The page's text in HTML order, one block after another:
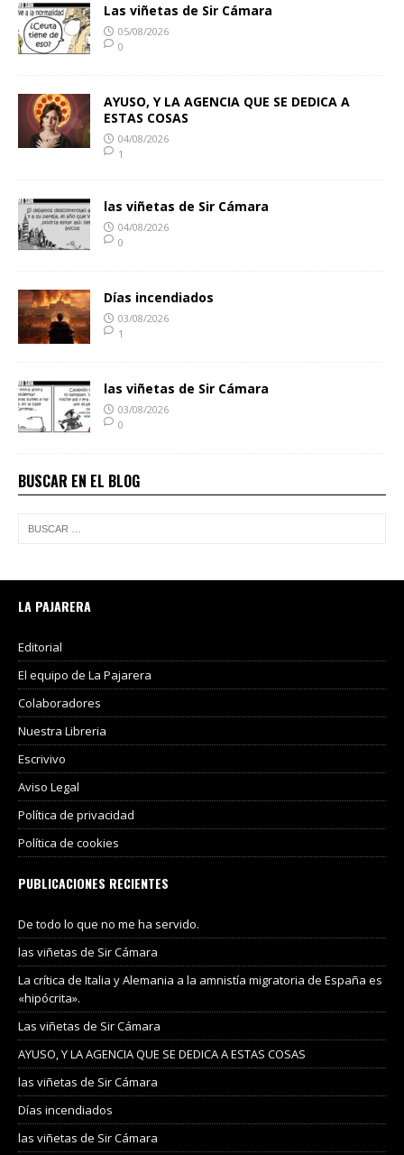
Las viñetas de Sir Cámara
05/08/2026
0
AYUSO, Y LA AGENCIA QUE SE DEDICA A
ESTAS COSAS
04/08/2026
1
las viñetas de Sir Cámara
04/08/2026
0
Días incendiados
03/08/2026
1
las viñetas de Sir Cámara
03/08/2026
0
BUSCAR EN EL BLOG
LA PAJARERA
Editorial
El equipo de La Pajarera
Colaboradores
Nuestra Libreria
Escrivivo
Aviso Legal
Política de privacidad
Política de cookies
PUBLICACIONES RECIENTES
De todo lo que no me ha servido.
las viñetas de Sir Cámara
La crítica de Italia y Alemania a la amnistía migratoria de España es
«hipócrita».
Las viñetas de Sir Cámara
AYUSO, Y LA AGENCIA QUE SE DEDICA A ESTAS COSAS
las viñetas de Sir Cámara
Días incendiados
las viñetas de Sir Cámara